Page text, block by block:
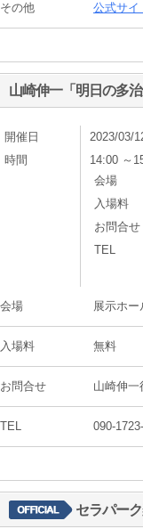
その他 公式サイ
山崎伸一「明日の多
開催日
2023/03/
時間
14:00 ～
会場
入場料
お問合せ
TEL
会場 展示ホー
入場料 無料
お問合せ 山崎伸一
TEL 090-
セラパー